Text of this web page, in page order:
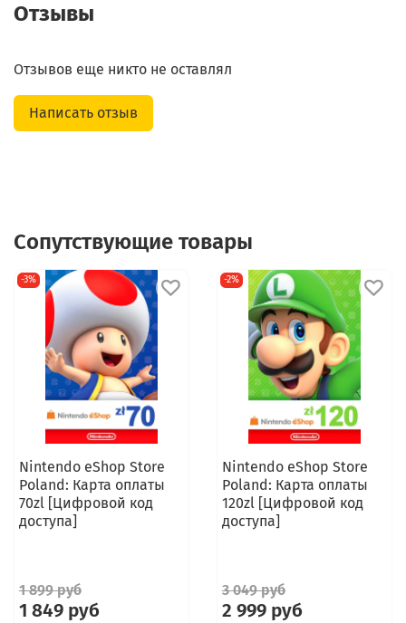
Отзывы
Отзывов еще никто не оставлял
Написать отзыв
Сопутствующие товары
-3%
Nintendo eShop Store
Poland: Карта оплаты
70zl [Цифровой код
доступа]
1 899 руб
1 849 руб
-2%
Nintendo eShop Store
Poland: Карта оплаты
120zl [Цифровой код
доступа]
3 049 руб
2 999 руб